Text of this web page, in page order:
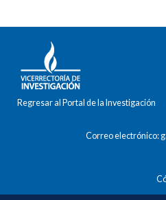
Regresar al Portal de la Investigación
Correo electrónico: